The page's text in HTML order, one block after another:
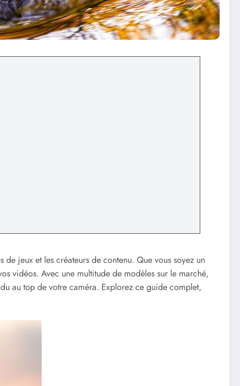
jeux et les créateurs de contenu. Que vous soyez un
vidéos. Avec une multitude de modèles sur le marché,
au top de votre caméra. Explorez ce guide complet,